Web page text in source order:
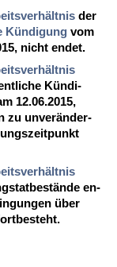
der
Kündi­gung vom
nicht en­det.
Kündi­
12.06.2015,
zu un­veränder­
en­
über